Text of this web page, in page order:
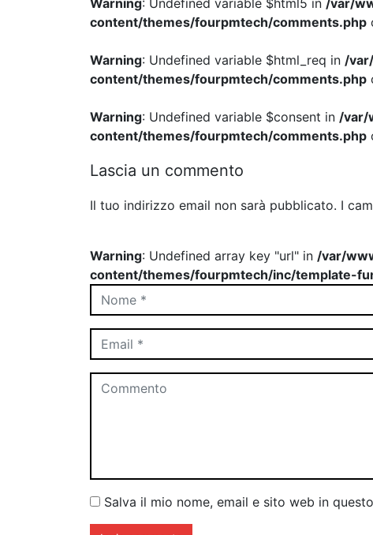
content/themes/fourpmtech/comments.php
Warning: Undefined variable $html_req in /
content/themes/fourpmtech/comments.php
Warning: Undefined variable $consent in /var/
content/themes/fourpmtech/comments.php
Lascia un commento
Il tuo indirizzo email non sarà pubblicato. I
Warning: Undefined array key "url" in /var/
content/themes/fourpmtech/inc/template-
Salva il mio nome, email e sito web in